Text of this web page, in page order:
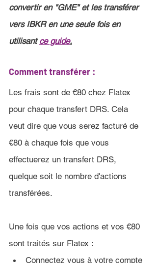
convertir en "GME" et les transférer
vers IBKR en une seule fois en
utilisant ce guide.
Comment transférer :
Les frais sont de €80 chez Flatex
pour chaque transfert DRS. Cela
veut dire que vous serez facturé de
€80 à chaque fois que vous
effectuerez un transfert DRS,
quelque soit le nombre d'actions
transférées.
Une fois que vos actions et vos €80
sont traités sur Flatex :
Connectez vous à votre compte